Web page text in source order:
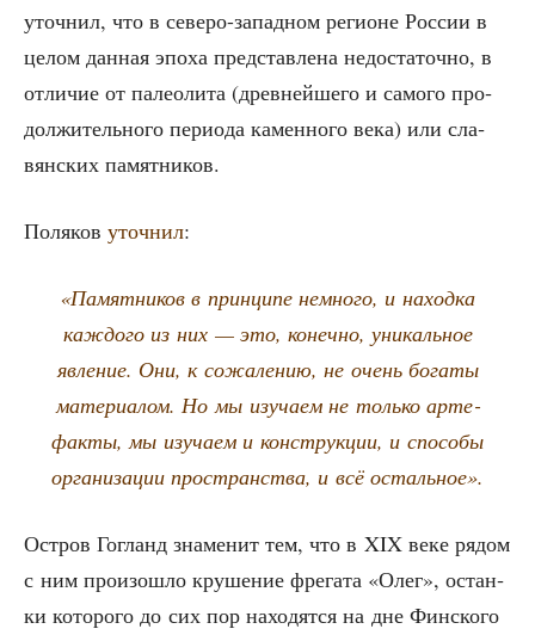
уточ­нил, что в севе­ро-запад­ном реги­оне Рос­сии в
целом дан­ная эпо­ха пред­став­ле­на недо­ста­точ­но, в
отли­чие от палео­ли­та (древ­ней­ше­го и само­го про­
дол­жи­тель­но­го пери­о­да камен­но­го века) или сла­
вян­ских памятников.
Поля­ков уточ­нил:
«Памят­ни­ков в прин­ци­пе немно­го, и наход­ка
каж­до­го из них — это, конеч­но, уни­каль­ное
явле­ние. Они, к сожа­ле­нию, не очень бога­ты
мате­ри­а­лом. Но мы изу­ча­ем не толь­ко арте­
фак­ты, мы изу­ча­ем и кон­струк­ции, и спо­со­бы
орга­ни­за­ции про­стран­ства, и всё остальное».
Ост­ров Гогланд зна­ме­нит тем, что в XIX веке рядом
с ним про­изо­шло кру­ше­ние фре­га­та «Олег», остан­
ки кото­ро­го до сих пор нахо­дят­ся на дне Фин­ско­го